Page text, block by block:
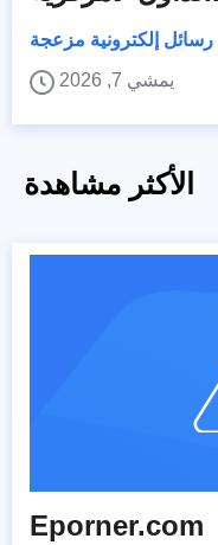
رسائل إلكترونية مزعجة
يمشي 7, 2026
الأكثر مشاهدة
Eporner.com